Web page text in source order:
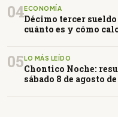
04ECONOMÍA
Décimo tercer sueldo
cuánto es y cómo
05LO MÁS LEÍDO
Chontico Noche:
sábado 8 de agosto